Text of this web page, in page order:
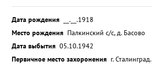
Дата рождения
__.__.1918
Место рождения Палкинский с/с, д. Басово
Дата выбытия 05.10.1942
Первичное место захоронения г. Сталинград.